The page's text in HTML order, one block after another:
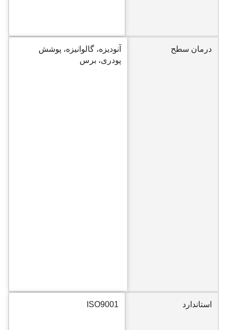
درمان سطح
آنودیزه، گالوانیزه، پوشش
پودری، برس
استاندارد ISO9001